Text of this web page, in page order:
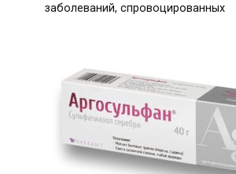
заболеваний, спровоцированных